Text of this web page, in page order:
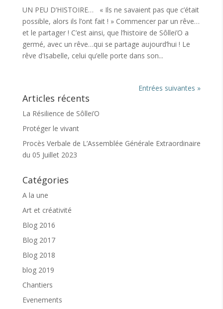
UN PEU D’HISTOIRE… « Ils ne savaient pas que c’était
possible, alors ils l’ont fait ! » Commencer par un rêve…
et le partager ! C’est ainsi, que l’histoire de Sôllei’O a
germé, avec un rêve…qui se partage aujourd’hui ! Le
rêve d’Isabelle, celui qu’elle porte dans son...
Entrées suivantes »
Articles récents
La Résilience de Sôllei’O
Protéger le vivant
Procès Verbale de L’Assemblée Générale Extraordinaire
du 05 Juillet 2023
Catégories
A la une
Art et créativité
Blog 2016
Blog 2017
Blog 2018
blog 2019
Chantiers
Evenements